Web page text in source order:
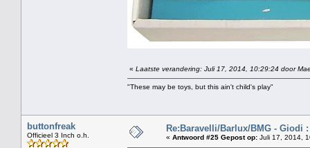
« Laatste verandering: Juli 17, 2014, 10:29:24 door
"These may be toys, but this ain't child's play"
buttonfreak
Officieel 3 Inch o.h.
Re:Baravelli/Barlux/BMG - Giodi
« Antwoord #25 Gepost op: Juli 17, 2014,